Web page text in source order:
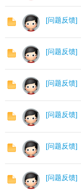
[问题反馈]
[问题反馈]
[问题反馈]
[问题反馈]
[问题反馈]
[问题反馈]